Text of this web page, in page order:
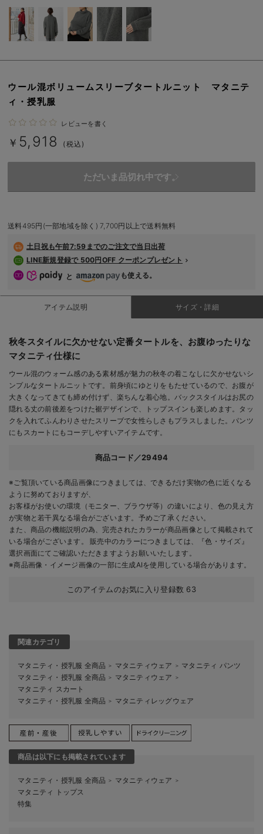
ハレの日に着るANGELIEBEのセレモニー
買って正解！高評価レビューアイテム
親子コーデ｜ママとベビーにおすすめ！
Gift Selection 出産祝い
ロンパースはいつからいつまで使う？選ぶポイントも解説！
入院準備の持ち物チェック
ウール混ボリュームスリーブタートルニット マタニテ
ィ・授乳服
レビューを書く
￥ 5,918 (税込)
ただいま品切れ中です。
送料495円(一部地域を除く) 7,700円以上で送料無料
土日祝も午前7:59までのご注文で当日出荷
LINE新規登録で 500円OFF クーポンプレゼント
と
も使える。
アイテム説明 サイズ・詳細
秋冬スタイルに欠かせない定番タートルを、お腹ゆったりな
マタニティ仕様に
ウール混のウォーム感のある素材感が魅力の秋冬の着こなしに欠かせないシ
ンプルなタートルニットです。前身頃にゆとりをもたせているので、お腹が
大きくなってきても締め付けず、楽ちんな着心地。バックスタイルはお尻の
隠れる丈の前後差をつけた裾デザインで、トップスインも楽しめます。タッ
クを入れてふんわりさせたスリーブで女性らしさもプラスしました。パンツ
にもスカートにもコーデしやすいアイテムです。
商品コード／29494
※ご覧頂いている商品画像につきましては、できるだけ実物の色に近くなる
ように努めておりますが、
お客様がお使いの環境（モニター、ブラウザ等）の違いにより、色の見え方
が実物と若干異なる場合がございます。予めご了承ください。
また、商品の機能説明の為、完売されたカラーが商品画像として掲載されて
いる場合がございます。 販売中のカラーにつきましては、『色・サイズ』
選択画面にてご確認いただきますようお願いいたします。
※商品画像・イメージ画像の一部に生成AIを使用している場合があります。
このアイテムのお気に入り登録数 63
関連カテゴリ
マタニティ・授乳服 全商品 ＞ マタニティウェア ＞ マタニティ パンツ
マタニティ・授乳服 全商品 ＞ マタニティウェア ＞
マタニティ スカート
マタニティ・授乳服 全商品 ＞ マタニティレッグウェア
商品は以下にも掲載されています
マタニティ・授乳服 全商品 ＞ マタニティウェア ＞
マタニティ トップス
特集